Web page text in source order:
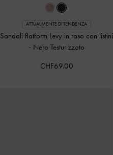
ATTUALMENTE DI TENDENZA
Sandali flatform Levy in raso con listini
- Nero Testurizzato
CHF69.00